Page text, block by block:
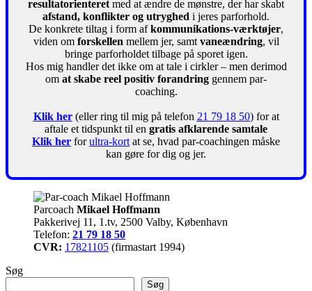
resultatorienteret med at ændre de mønstre, der har skabt
afstand, konflikter og utryghed i jeres parforhold.
De konkrete tiltag i form afkommunikations-værktøjer,
viden om forskellen mellem jer, samt vaneændring, vil
bringe parforholdet tilbage på sporet igen.
Hos mig handler det ikke om at tale i cirkler – men derimod
om at skabe reel positiv forandring gennem par-
coaching.
Klik her(eller ring til mig på telefon 21 79 18 50) for at
aftale et tidspunkt til en gratis afklarende samtale
Klik her forultra-kort at se, hvad par-coachingen måske
kan gøre for dig og jer.
Parcoach Mikael Hoffmann
Pakkerivej 11, 1.tv, 2500 Valby, København
Telefon: 21 79 18 50
CVR: 17821105 (firmastart 1994)
Søg
Søg